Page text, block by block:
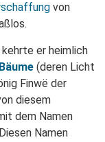
von
kehrte er heimlich
(deren Licht
Finwë der
diesem
dem Namen
Namen